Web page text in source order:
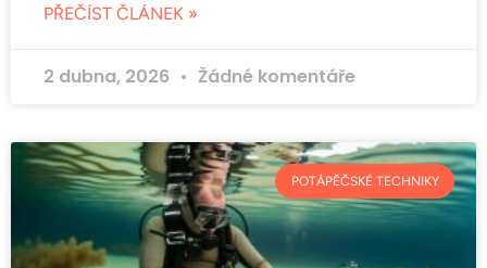
PŘEČÍST ČLÁNEK »
2 dubna, 2026 Žádné komentáře
POTÁPĚČSKÉ TECHNIKY